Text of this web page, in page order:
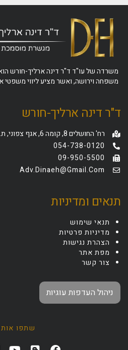
משרדה של עו"ד ד"ר דינה ארליך-חורש
משפחה וירושה, ואשר מציע ליווי משפטי
ד"ר דינה ארליך-חורש
רח' החושלים 8, קומה 6, אגף צפוני, ת.ד 12425, הרצליה פיתוח
054-738-0120
09-950-5500
Adv.dinaeh@gmail.com
תנאים ומדיניות
תנאי שימוש
מדיניות פרטיות
הצהרת נגישות
מפת אתר
צור קשר
ניהול העדפות עוגיות
שתפו